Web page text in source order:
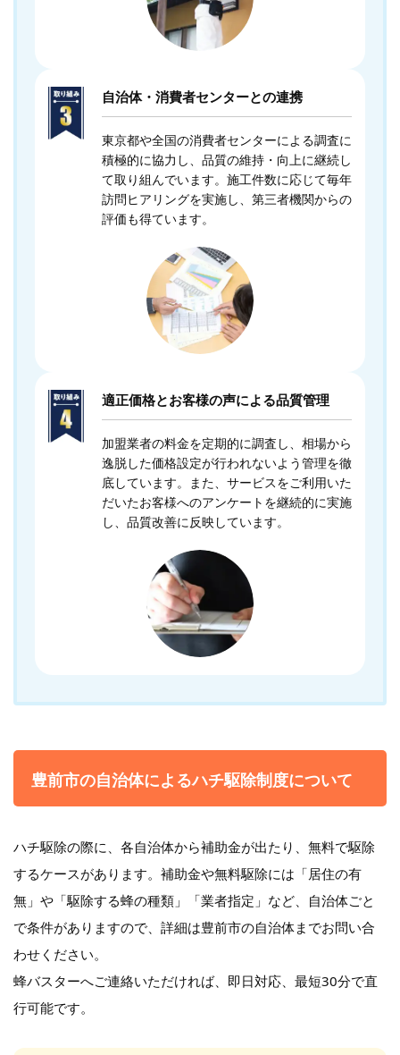
自治体・消費者センターとの連携
東京都や全国の消費者センターによる調査に
積極的に協力し、品質の維持・向上に継続し
て取り組んでいます。施工件数に応じて毎年
訪問ヒアリングを実施し、第三者機関からの
評価も得ています。
適正価格とお客様の声による品質管理
加盟業者の料金を定期的に調査し、相場から
逸脱した価格設定が行われないよう管理を徹
底しています。また、サービスをご利用いた
だいたお客様へのアンケートを継続的に実施
し、品質改善に反映しています。
豊前市の自治体によるハチ駆除制度について
ハチ駆除の際に、各自治体から補助金が出たり、無料で駆除
するケースがあります。補助金や無料駆除には「居住の有
無」や「駆除する蜂の種類」「業者指定」など、自治体ごと
で条件がありますので、詳細は豊前市の自治体までお問い合
わせください。
蜂バスターへご連絡いただければ、即日対応、最短30分で直
行可能です。